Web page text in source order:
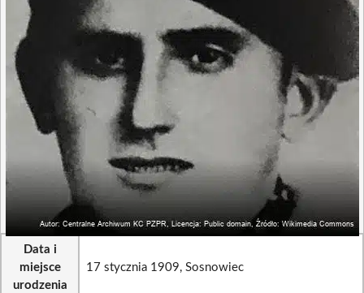
Data i
miejsce
urodzenia
17 stycznia 1909, Sosnowiec